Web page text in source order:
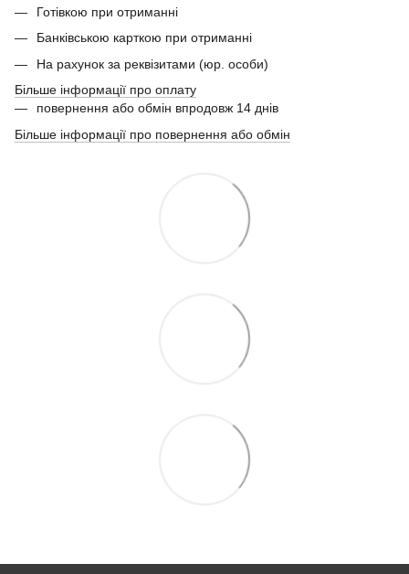
Готівкою при отриманні
Банківською карткою при отриманні
На рахунок за реквізитами (юр. особи)
Більше інформації про оплату
повернення або обмін впродовж 14 днів
Більше інформації про повернення або обмін